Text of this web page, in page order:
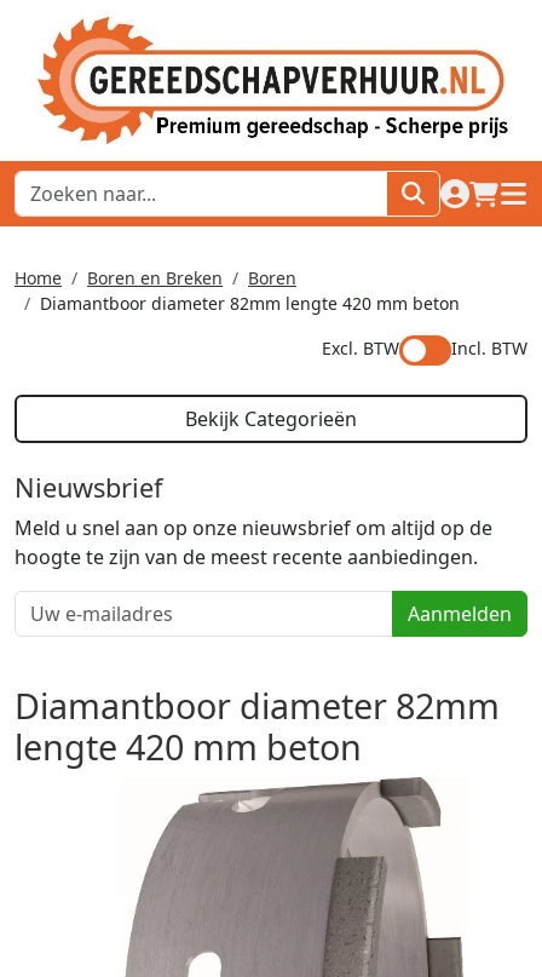
naar
Home Boren en Breken
Boren
Diamantboor diameter 82mm lengte 420 mm beton
Excl. BTW
Incl. BTW
Bekijk Categorieën
Nieuwsbrief
Meld u snel aan op onze nieuwsbrief om altijd op de
hoogte te zijn van de meest recente aanbiedingen.
Aanmelden
Diamantboor diameter 82mm
lengte 420 mm beton